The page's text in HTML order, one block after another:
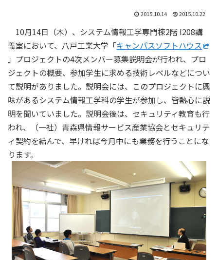
2015.10.14 2015.10.22
10月14日（木）、システム情報工学専門棟2階 I208講
義室において、八戸工業大学「キャンパスソフトハウス
」プロジェクトの4次メンバー募集説明会が行われ、プロ
ジェクトの概要、参加学生に求める技術レベルなどについ
て説明がありました。説明会には、このプロジェクトに興
味があるシステム情報工学科の学生が参加し、皆熱心に説
明を聞いていました。説明会後は、セキュリティ教育も行
われ、（一社）青森県情報サービス産業協会とセキュリテ
ィ契約を結んで、早ければ今月中にも業務を行うことにな
ります。